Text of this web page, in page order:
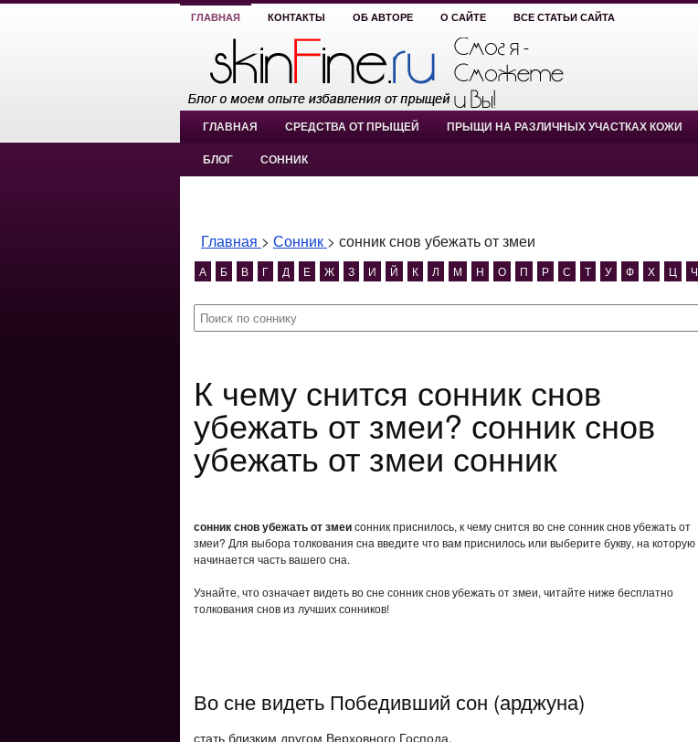
ГЛАВНАЯ КОНТАКТЫ ОБ АВТОРЕ О САЙТЕ ВСЕ СТАТЬИ САЙТА
ГЛАВНАЯ СРЕДСТВА ОТ ПРЫЩЕЙ ПРЫЩИ НА РАЗЛИЧНЫХ УЧАСТКАХ КОЖИ
БЛОГ СОННИК
Главная > Сонник > сонник снов убежать от змеи
А Б В Г Д Е Ж З И Й К Л М Н О П Р С Т У Ф Х Ц Ч
К чему снится сонник снов
убежать от змеи? сонник снов
убежать от змеи сонник
сонник снов убежать от змеисонник приснилось, к чему снится во сне сонник снов убежать от
змеи? Для выбора толкования сна введите что вам приснилось или выберите букву, на которую
начинается часть вашего сна.
Узнайте, что означает видеть во сне сонник снов убежать от змеи, читайте ниже бесплатно
толкования снов из лучших сонников!
Во сне видеть Победивший сон (арджуна)
стать близким другом Верховного Господа.